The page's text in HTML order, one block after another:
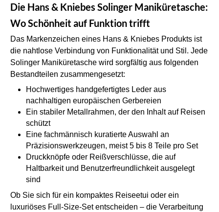
Die Hans & Kniebes Solinger Maniküretasche:
Wo Schönheit auf Funktion trifft
Das Markenzeichen eines Hans & Kniebes Produkts ist
die nahtlose Verbindung von Funktionalität und Stil. Jede
Solinger Maniküretasche wird sorgfältig aus folgenden
Bestandteilen zusammengesetzt:
Hochwertiges handgefertigtes Leder aus
nachhaltigen europäischen Gerbereien
Ein stabiler Metallrahmen, der den Inhalt auf Reisen
schützt
Eine fachmännisch kuratierte Auswahl an
Präzisionswerkzeugen, meist 5 bis 8 Teile pro Set
Druckknöpfe oder Reißverschlüsse, die auf
Haltbarkeit und Benutzerfreundlichkeit ausgelegt
sind
Ob Sie sich für ein kompaktes Reiseetui oder ein
luxuriöses Full-Size-Set entscheiden – die Verarbeitung